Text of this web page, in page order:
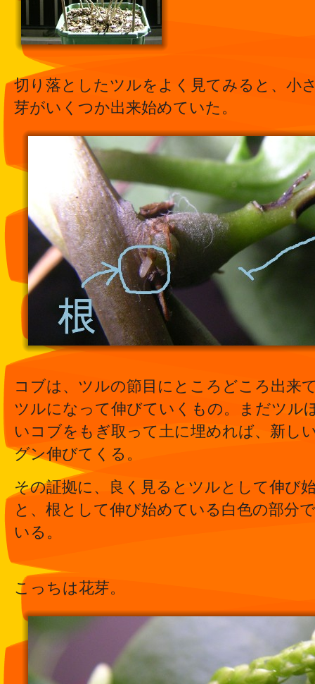
切り落としたツルをよく見てみると、小
芽がいくつか出来始めていた。
コブは、ツルの節目にところどころ出来
ツルになって伸びていくもの。まだツル
いコブをもぎ取って土に埋めれば、新し
グン伸びてくる。
その証拠に、良く見るとツルとして伸び
と、根として伸び始めている白色の部分
いる。
こっちは花芽。